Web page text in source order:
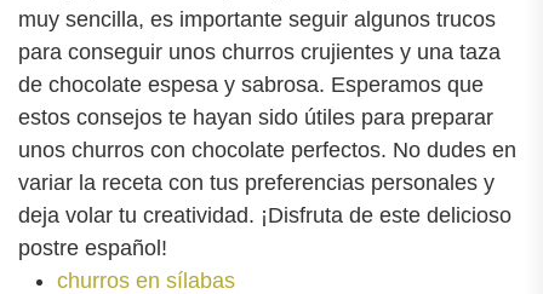
muy sencilla, es importante seguir algunos trucos
para conseguir unos churros crujientes y una taza
de chocolate espesa y sabrosa. Esperamos que
estos consejos te hayan sido útiles para preparar
unos churros con chocolate perfectos. No dudes en
variar la receta con tus preferencias personales y
deja volar tu creatividad. ¡Disfruta de este delicioso
postre español!
churros en sílabas